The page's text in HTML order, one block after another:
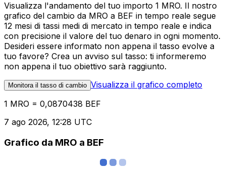
Visualizza l'andamento del tuo importo 1 MRO. Il nostro
grafico del cambio da MRO a BEF in tempo reale segue
12 mesi di tassi medi di mercato in tempo reale e indica
con precisione il valore del tuo denaro in ogni momento.
Desideri essere informato non appena il tasso evolve a
tuo favore? Crea un avviso sul tasso: ti informeremo
non appena il tuo obiettivo sarà raggiunto.
Monitora il tasso di cambio Visualizza il grafico completo
1 MRO = 0,0870438 BEF
7 ago 2026, 12:28 UTC
Grafico da MRO a BEF